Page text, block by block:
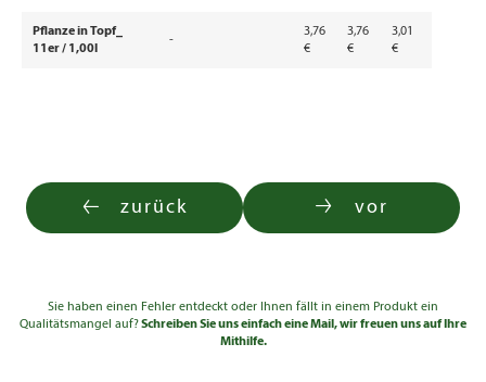
Pflanze in Topf_
11er / 1,00l
-
3,76
€
3,76
€
3,01
€
zurück vor
Sie haben einen Fehler entdeckt oder Ihnen fällt in einem Produkt ein
Qualitätsmangel auf?Schreiben Sie uns einfach eine Mail, wir freuen uns auf Ihre
Mithilfe.